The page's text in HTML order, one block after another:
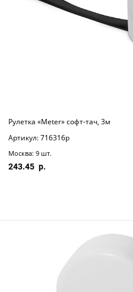
Рулетка «Meter» софт-тач, 3м
Артикул: 716316p
Москва: 9 шт.
243.45